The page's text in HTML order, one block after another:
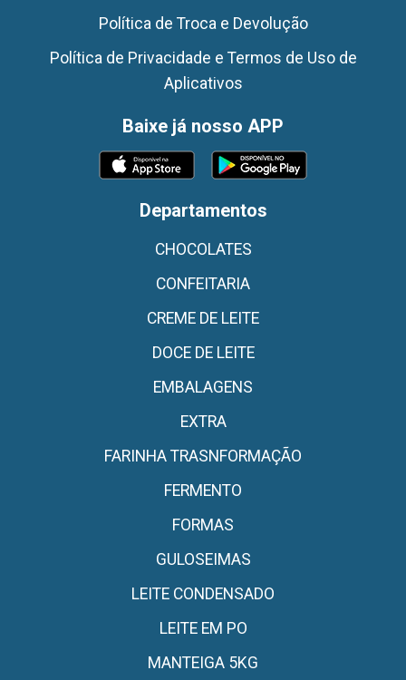
Política de Troca e Devolução
Política de Privacidade e Termos de Uso de
Aplicativos
Baixe já nosso APP
Departamentos
CHOCOLATES
CONFEITARIA
CREME DE LEITE
DOCE DE LEITE
EMBALAGENS
EXTRA
FARINHA TRASNFORMAÇÃO
FERMENTO
FORMAS
GULOSEIMAS
LEITE CONDENSADO
LEITE EM PO
MANTEIGA 5KG